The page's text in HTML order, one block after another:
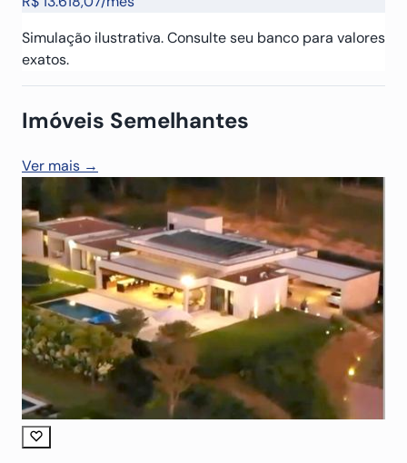
Simulação ilustrativa. Consulte seu banco para valores
exatos.
Imóveis Semelhantes
Ver mais →